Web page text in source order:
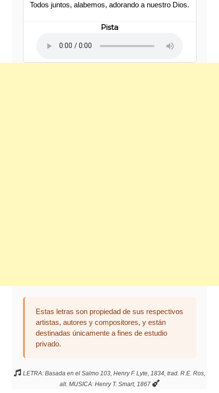
Todos juntos, alabemos, adorando a nuestro Dios.
Pista
Estas letras son propiedad de sus respectivos
artistas, autores y compositores, y están
destinadas únicamente a fines de estudio
privado.
LETRA: Basada en el Salmo 103, Henry F. Lyte, 1834, trad. R.E. Ros,
alt. MUSICA: Henry T. Smart, 1867